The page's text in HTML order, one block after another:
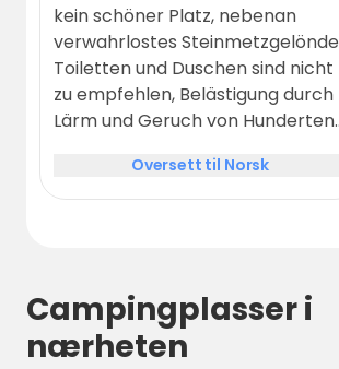
kein schöner Platz, nebenan
verwahrlostes Steinmetzgelönde
Toiletten und Duschen sind nicht
zu empfehlen, Belästigung durch
Lärm und Geruch von Hunderten
Oversett til Norsk
Campingplasser i
nærheten